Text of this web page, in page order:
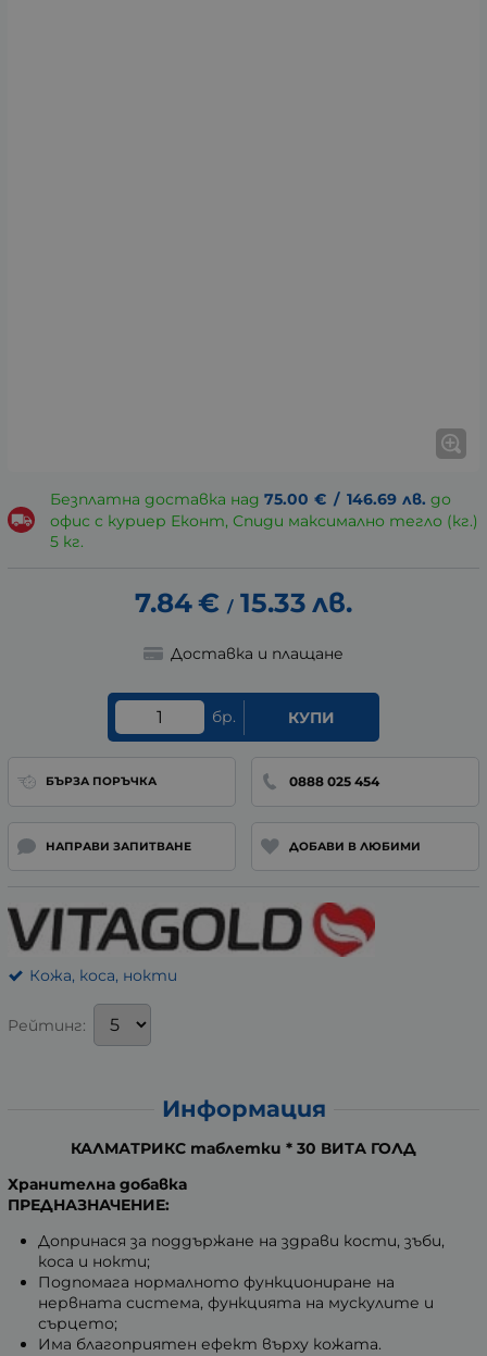
Безплатна доставка над 75.00 € / 146.69 лв. до
офис с куриер Еконт, Спиди максимално тегло (кг.)
5 кг.
7.84€ / 15.33 лв.
Доставка и плащане
бр. КУПИ
БЪРЗА ПОРЪЧКА 0888 025 454
НАПРАВИ ЗАПИТВАНЕ ДОБАВИ В ЛЮБИМИ
Кожа, коса, нокти
Рейтинг:
Информация
КАЛМАТРИКС таблетки * 30 ВИТА ГОЛД
Хранителна добавка
ПРЕДНАЗНАЧЕНИЕ:
Допринася за поддържане на здрави кости, зъби,
коса и нокти;
Подпомага нормалното функциониране на
нервната система, функцията на мускулите и
сърцето;
Има благоприятен ефект върху кожата.